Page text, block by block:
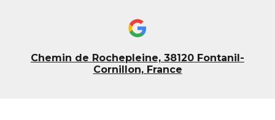
Chemin de Rochepleine, 38120 Fontanil-
Cornillon, France